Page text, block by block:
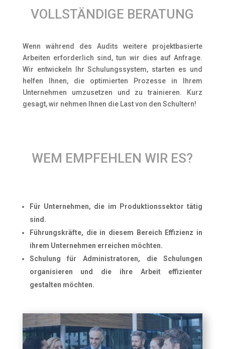
VOLLSTÄNDIGE BERATUNG
Wenn während des Audits weitere projektbasierte
Arbeiten erforderlich sind, tun wir dies auf Anfrage.
Wir entwickeln Ihr Schulungssystem, starten es und
helfen Ihnen, die optimierten Prozesse in Ihrem
Unternehmen umzusetzen und zu trainieren. Kurz
gesagt, wir nehmen Ihnen die Last von den Schultern!
WEM EMPFEHLEN WIR ES?
Für Unternehmen, die im Produktionssektor tätig
sind.
Führungskräfte, die in diesem Bereich Effizienz in
ihrem Unternehmen erreichen möchten.
Schulung für Administratoren, die Schulungen
organisieren und die ihre Arbeit effizienter
gestalten möchten.